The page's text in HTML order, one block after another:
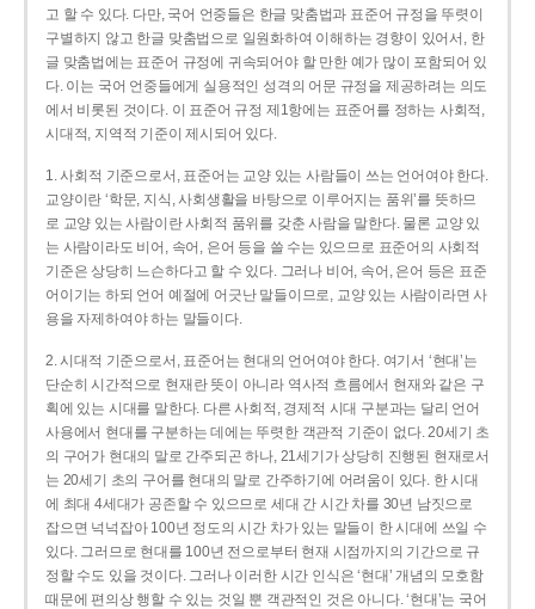
고 할 수 있다. 다만, 국어 언중들은 한글 맞춤법과 표준어 규정을 뚜렷이
구별하지 않고 한글 맞춤법으로 일원화하여 이해하는 경향이 있어서, 한
글 맞춤법에는 표준어 규정에 귀속되어야 할 만한 예가 많이 포함되어 있
다. 이는 국어 언중들에게 실용적인 성격의 어문 규정을 제공하려는 의도
에서 비롯된 것이다. 이 표준어 규정 제1항에는 표준어를 정하는 사회적,
시대적, 지역적 기준이 제시되어 있다.
1. 사회적 기준으로서, 표준어는 교양 있는 사람들이 쓰는 언어여야 한다.
교양이란 ‘학문, 지식, 사회생활을 바탕으로 이루어지는 품위’를 뜻하므
로 교양 있는 사람이란 사회적 품위를 갖춘 사람을 말한다. 물론 교양 있
는 사람이라도 비어, 속어, 은어 등을 쓸 수는 있으므로 표준어의 사회적
기준은 상당히 느슨하다고 할 수 있다. 그러나 비어, 속어, 은어 등은 표준
어이기는 하되 언어 예절에 어긋난 말들이므로, 교양 있는 사람이라면 사
용을 자제하여야 하는 말들이다.
2. 시대적 기준으로서, 표준어는 현대의 언어여야 한다. 여기서 ‘현대’는
단순히 시간적으로 현재란 뜻이 아니라 역사적 흐름에서 현재와 같은 구
획에 있는 시대를 말한다. 다른 사회적, 경제적 시대 구분과는 달리 언어
사용에서 현대를 구분하는 데에는 뚜렷한 객관적 기준이 없다. 20세기 초
의 구어가 현대의 말로 간주되곤 하나, 21세기가 상당히 진행된 현재로서
는 20세기 초의 구어를 현대의 말로 간주하기에 어려움이 있다. 한 시대
에 최대 4세대가 공존할 수 있으므로 세대 간 시간 차를 30년 남짓으로
잡으면 넉넉잡아 100년 정도의 시간 차가 있는 말들이 한 시대에 쓰일 수
있다. 그러므로 현대를 100년 전으로부터 현재 시점까지의 기간으로 규
정할 수도 있을 것이다. 그러나 이러한 시간 인식은 ‘현대’ 개념의 모호함
때문에 편의상 행할 수 있는 것일 뿐 객관적인 것은 아니다. ‘현대’는 국어